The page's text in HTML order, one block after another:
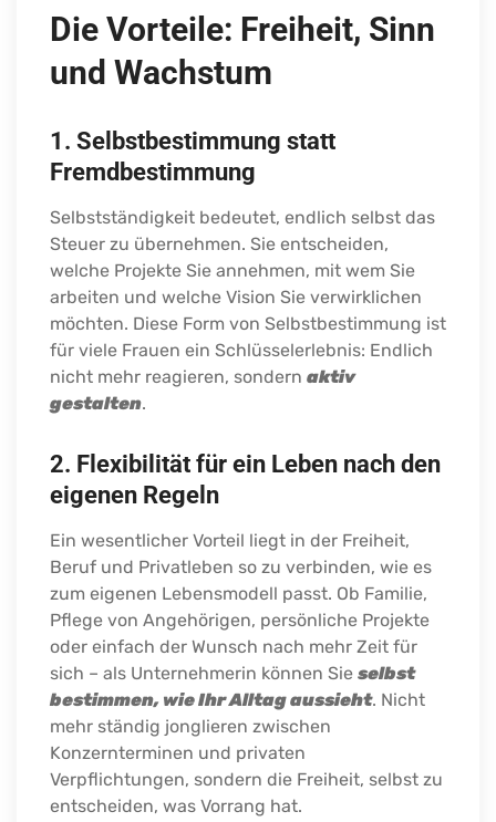
Die Vorteile: Freiheit, Sinn
und Wachstum
1. Selbstbestimmung statt
Fremdbestimmung
Selbstständigkeit bedeutet, endlich selbst das
Steuer zu übernehmen. Sie entscheiden,
welche Projekte Sie annehmen, mit wem Sie
arbeiten und welche Vision Sie verwirklichen
möchten. Diese Form von Selbstbestimmung ist
für viele Frauen ein Schlüsselerlebnis: Endlich
nicht mehr reagieren, sondern aktiv
gestalten.
2. Flexibilität für ein Leben nach den
eigenen Regeln
Ein wesentlicher Vorteil liegt in der Freiheit,
Beruf und Privatleben so zu verbinden, wie es
zum eigenen Lebensmodell passt. Ob Familie,
Pflege von Angehörigen, persönliche Projekte
oder einfach der Wunsch nach mehr Zeit für
sich – als Unternehmerin können Sie selbst
bestimmen, wie Ihr Alltag aussieht. Nicht
mehr ständig jonglieren zwischen
Konzernterminen und privaten
Verpflichtungen, sondern die Freiheit, selbst zu
entscheiden, was Vorrang hat.